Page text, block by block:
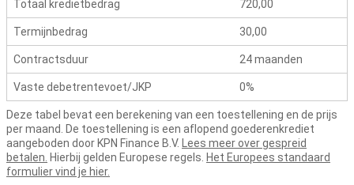
De iPhone 17 is klaar voor jouw toekomst
De iPhone 17 is niet zomaar een upgrade, maar een toestel dat
voor Apple Intelligence is dit toestel voorbereid op de slimme
camerasysteem en de 18MP Center Stage-frontcamera tillen
fotografie en video naar een hoger niveau. Voeg daar een grotere
batterij met snelladen, een vernieuwd design met dunnere randen
en iOS 26 bij, en je hebt een toestel dat in alles beter presteert dan
zijn voorgangers. De iPhone 17 combineert kracht, duurzaamheid
en slimme innovaties, zodat jij er jarenlang op vooruit kunt.
Totaal kredietbedrag 720,00
Termijnbedrag 30,00
Contractsduur 24 maanden
Vaste debetrentevoet/JKP 0%
Deze tabel bevat een berekening van een toestellening en de prijs
per maand. De toestellening is een aflopend goederenkrediet
aangeboden door KPN Finance B.V.
Lees meer over gespreid
betalen. Hierbij gelden Europese regels. Het Europees standaard
formulier vind je hier.